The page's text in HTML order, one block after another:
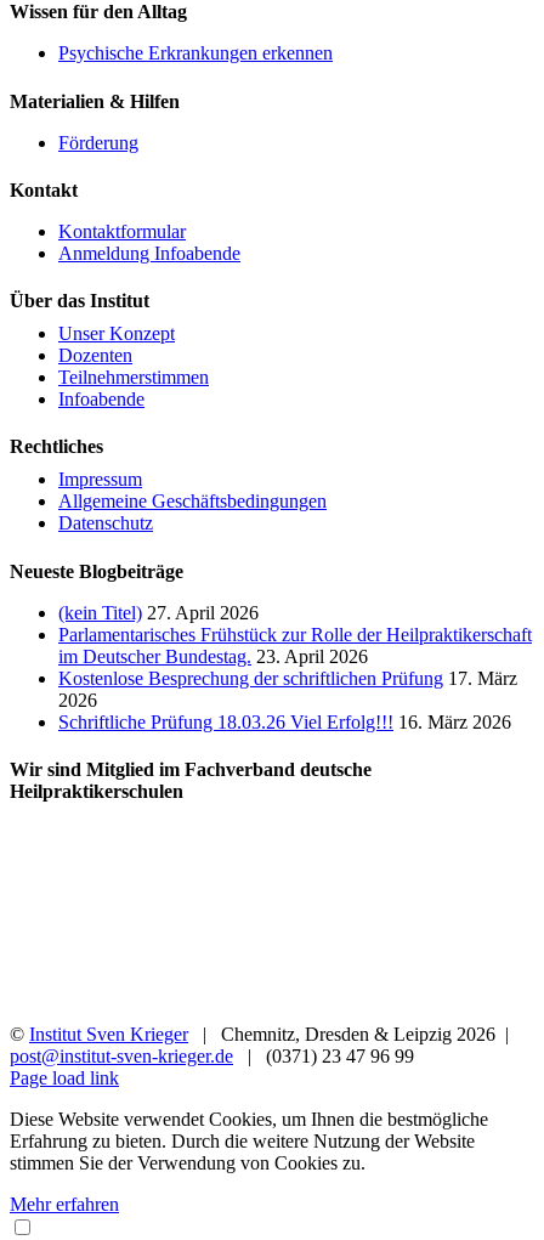
Wissen für den Alltag
Psychische Erkrankungen erkennen
Materialien & Hilfen
Förderung
Kontakt
Kontaktformular
Anmeldung Infoabende
Über das Institut
Unser Konzept
Dozenten
Teilnehmerstimmen
Infoabende
Rechtliches
Impressum
Allgemeine Geschäftsbedingungen
Datenschutz
Neueste Blogbeiträge
(kein Titel) 27. April 2026
Parlamentarisches Frühstück zur Rolle der Heilpraktikerschaft
im Deutscher Bundestag. 23. April 2026
Kostenlose Besprechung der schriftlichen Prüfung 17. März
2026
Schriftliche Prüfung 18.03.26 Viel Erfolg!!! 16. März 2026
Wir sind Mitglied im Fachverband deutsche
Heilpraktikerschulen
© Institut Sven Krieger| Chemnitz, Dresden & Leipzig 2026 |
post@institut-sven-krieger.de | (0371) 23 47 96 99
Facebook
YouTube
Instagram
Rss
Page load link
Diese Website verwendet Cookies, um Ihnen die bestmögliche
Erfahrung zu bieten. Durch die weitere Nutzung der Website
stimmen Sie der Verwendung von Cookies zu.
Mehr erfahren